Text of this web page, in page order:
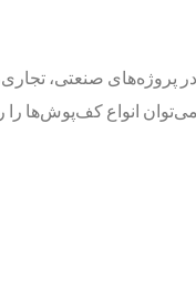
صنعتی، تجاری،
انواع کف‌پوش‌ها